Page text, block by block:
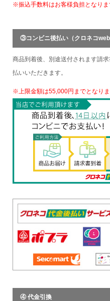
※振込手数料はお客様負担となりま
③コンビニ後払い（クロネコweb
商品到着後、別途送付されます請
払いいただきます。
※上限金額は55,000円までとなりま
④ 代金引換